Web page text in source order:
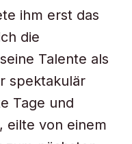
ihm erst das
die
Talente als
spektakulär
Tage und
eilte von einem